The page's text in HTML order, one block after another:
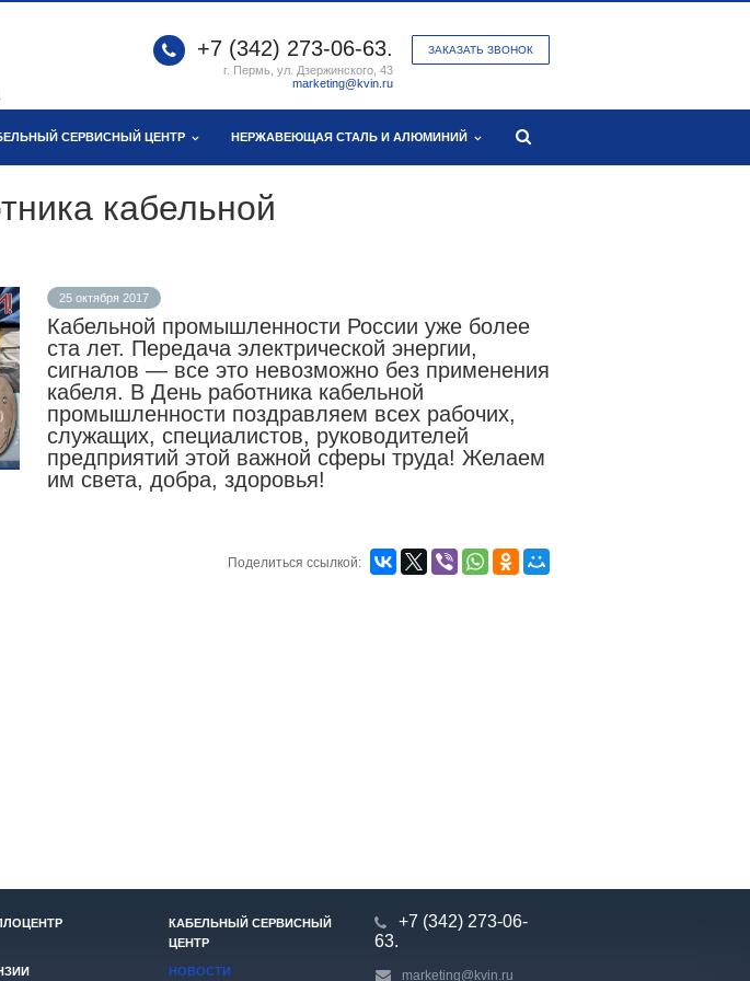
ЗАКАЗАТЬ ЗВОНОК
+7 (342) 273-06-63.
г. Пермь, ул. Дзержинского, 43
marketing@kvin.ru
СЕРВИСНЫЙ ЦЕНТР НЕРЖАВЕЮЩАЯ СТАЛЬ И АЛЮМИНИЙ
кабельной
25 октября 2017
Кабельной промышленности России уже более
ста лет. Передача электрической энергии,
сигналов — все это невозможно без применения
кабеля. В День работника кабельной
промышленности поздравляем всех рабочих,
служащих, специалистов, руководителей
предприятий этой важной сферы труда! Желаем
им света, добра, здоровья!
Поделиться ссылкой:
КАБЕЛЬНЫЙ СЕРВИСНЫЙ
ЦЕНТР
НОВОСТИ
+7 (342) 273-06-
63.
marketing@kvin.ru